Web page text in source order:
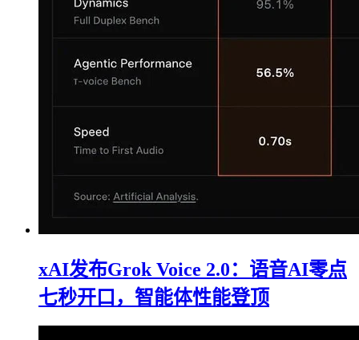
xAI发布Grok Voice 2.0：语音AI零点
七秒开口，智能体性能登顶